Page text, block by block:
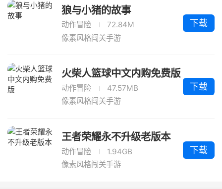
狼与小猪的故事
动作冒险
72.84M
像素风格闯关手游
下载
火柴人篮球中文内购免费版
动作冒险
47.57MB
像素风格闯关手游
下载
王者荣耀永不升级老版本
动作冒险
1.94GB
像素风格闯关手游
下载